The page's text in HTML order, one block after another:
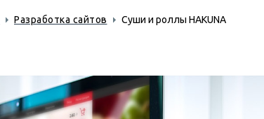
Разработка сайтов Суши и роллы HAKUNA